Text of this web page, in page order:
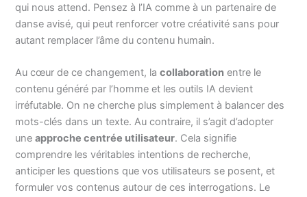
qui nous attend. Pensez à l’IA comme à un partenaire de
danse avisé, qui peut renforcer votre créativité sans pour
autant remplacer l’âme du contenu humain.
Au cœur de ce changement, lacollaboration entre le
contenu généré par l’homme et les outils IA devient
irréfutable. On ne cherche plus simplement à balancer des
mots-clés dans un texte. Au contraire, il s’agit d’adopter
uneapproche centrée utilisateur. Cela signifie
comprendre les véritables intentions de recherche,
anticiper les questions que vos utilisateurs se posent, et
formuler vos contenus autour de ces interrogations. Le